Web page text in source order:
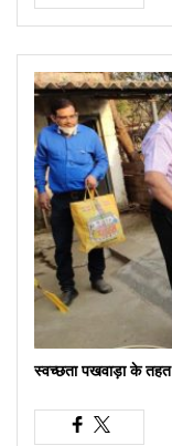
स्वच्छता पखवाड़ा के तहत